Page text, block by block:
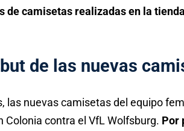
de camisetas realizadas en la
de las nuevas
las nuevas camisetas del equipo
Colonia contra el VfL Wolfsburg. Por